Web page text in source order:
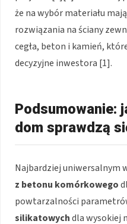
że na wybór materiału
rozwiązania na ściany
cegła, beton i kamień,
decyzyjne inwestora [1].
Podsumowanie:
dom sprawdzą
Najbardziej uniwersalnym
z betonu komórkowego
powtarzalności
silikatowychdla wysokiej